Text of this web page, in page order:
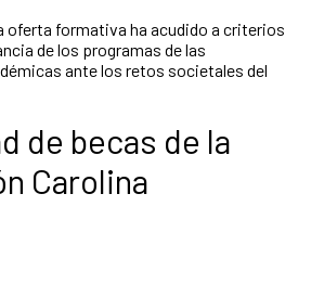
oferta formativa ha acudido a criterios
de los programas de las
ante los retos societales del
de becas de la
Carolina